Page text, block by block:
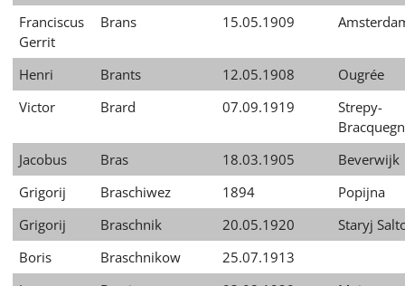
Franciscus
Gerrit
Brans 15.05.1909
Henri Brants 12.05.1908
Ougrée
Victor
Brard 07.09.1919
Strepy-
Jacobus
Bras 18.03.1905
Beverwijk
Grigorij
Braschiwez 1894
Popijna
Grigorij
Braschnik 20.05.1920
Staryj
Boris
Braschnikow
25.07.1913